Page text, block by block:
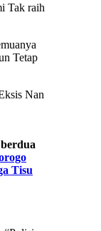
Tak raih
Tetap
Nan
Tisu